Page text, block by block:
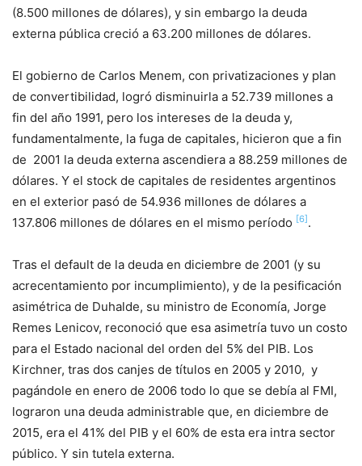
(8.500 millones de dólares), y sin embargo la deuda
externa pública creció a 63.200 millones de dólares.
El gobierno de Carlos Menem, con privatizaciones y plan
de convertibilidad, logró disminuirla a 52.739 millones a
fin del año 1991, pero los intereses de la deuda y,
fundamentalmente, la fuga de capitales, hicieron que a fin
de 2001 la deuda externa ascendiera a 88.259 millones de
dólares. Y el stock de capitales de residentes argentinos
en el exterior pasó de 54.936 millones de dólares a
137.806 millones de dólares en el mismo período [6] .
Tras el default de la deuda en diciembre de 2001 (y su
acrecentamiento por incumplimiento), y de la pesificación
asimétrica de Duhalde, su ministro de Economía, Jorge
Remes Lenicov, reconoció que esa asimetría tuvo un costo
para el Estado nacional del orden del 5% del PIB. Los
Kirchner, tras dos canjes de títulos en 2005 y 2010, y
pagándole en enero de 2006 todo lo que se debía al FMI,
lograron una deuda administrable que, en diciembre de
2015, era el 41% del PIB y el 60% de esta era intra sector
público. Y sin tutela externa.